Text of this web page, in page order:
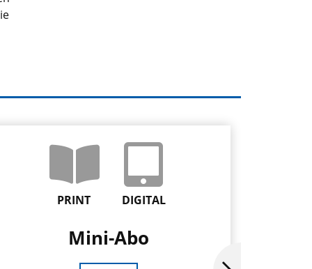
PRINT DIGITAL
Mini-Abo